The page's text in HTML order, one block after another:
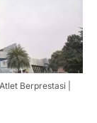
Berprestasi |